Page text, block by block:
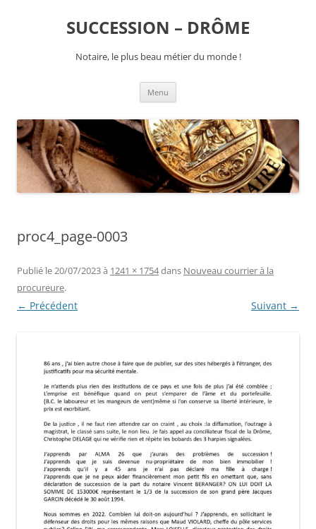
SUCCESSION – DRÔME
Notaire, le plus beau métier du monde !
Menu
proc4_page-0003
Publié le20/07/2023à 1241 × 1754dans Nouveau courrier à la
procureure.
← Précédent Suivant →